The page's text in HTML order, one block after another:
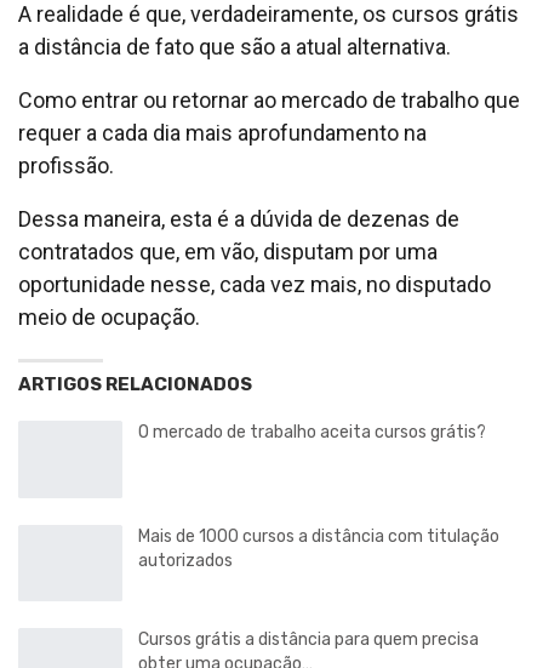
A realidade é que, verdadeiramente, os cursos grátis
a distância de fato que são a atual alternativa.
Como entrar ou retornar ao mercado de trabalho que
requer a cada dia mais aprofundamento na
profissão.
Dessa maneira, esta é a dúvida de dezenas de
contratados que, em vão, disputam por uma
oportunidade nesse, cada vez mais, no disputado
meio de ocupação.
ARTIGOS RELACIONADOS
O mercado de trabalho aceita cursos grátis?
Mais de 1000 cursos a distância com titulação
autorizados
Cursos grátis a distância para quem precisa